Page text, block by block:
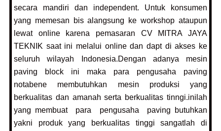
secara mandiri dan independent. Untuk konsumen
yang memesan bis alangsung ke workshop ataupun
lewat online karena pemasaran CV MITRA JAYA
TEKNIK saat ini melalui online dan dapt di akses ke
seluruh wilayah Indonesia.Dengan adanya mesin
paving block ini maka para pengusaha paving
notabene membutuhkan mesin produksi yang
berkualitas dan amanah serta berkualitas tinngi.inilah
yang membuat para pengusaha paving butuhkan
yakni produk yang berkualitas tinggi sangatlah di